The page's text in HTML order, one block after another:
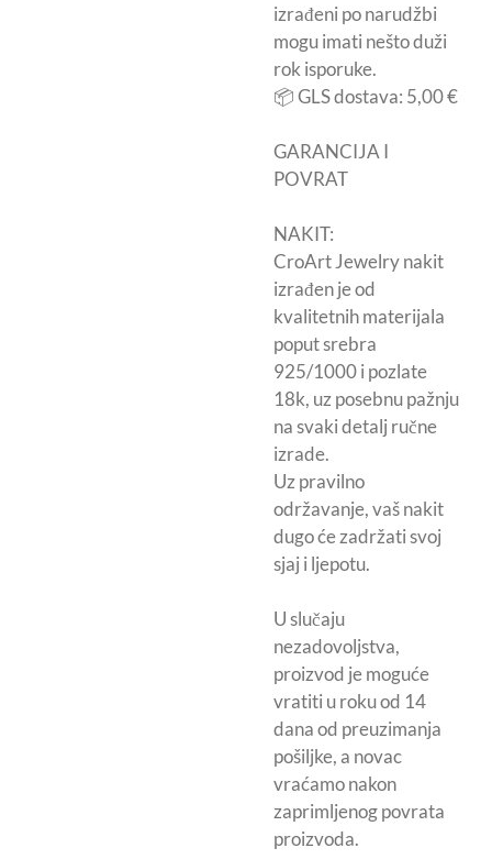
izrađeni po narudžbi
mogu imati nešto duži
rok isporuke.
📦 GLS dostava: 5,00 €
GARANCIJA I
POVRAT
NAKIT:
CroArt Jewelry nakit
izrađen je od
kvalitetnih materijala
poput srebra
925/1000 i pozlate
18k, uz posebnu pažnju
na svaki detalj ručne
izrade.
Uz pravilno
održavanje, vaš nakit
dugo će zadržati svoj
sjaj i ljepotu.
U slučaju
nezadovoljstva,
proizvod je moguće
vratiti u roku od 14
dana od preuzimanja
pošiljke, a novac
vraćamo nakon
zaprimljenog povrata
proizvoda.